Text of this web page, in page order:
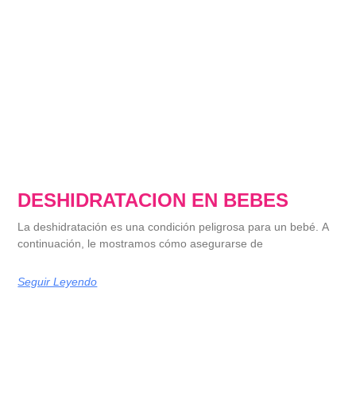
DESHIDRATACION EN BEBES
La deshidratación es una condición peligrosa para un bebé. A
continuación, le mostramos cómo asegurarse de
Seguir Leyendo